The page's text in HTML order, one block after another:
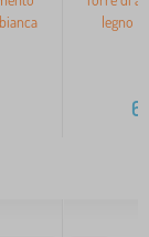
legno